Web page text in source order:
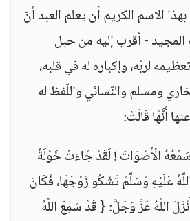
الاسم الكريم أن يعلم العبد أنّ
- أقرب إليه من حبل
لربّه، وإكباره له في قلبه،
ومسلم والنّسائي واللّفظ له
أَنَّهَا قَالَتْ:
الْأَصْوَاتَ ! لَقَدْ جَاءَتْ خَوْلَةُ
عَلَيْهِ وَسَلَّمَ تَشْكُو زَوْجَهَا، فَكَانَ
اللَّهُ عَزَّ وَجَلَّ: { قَدْ سَمِعَ اللَّهُ